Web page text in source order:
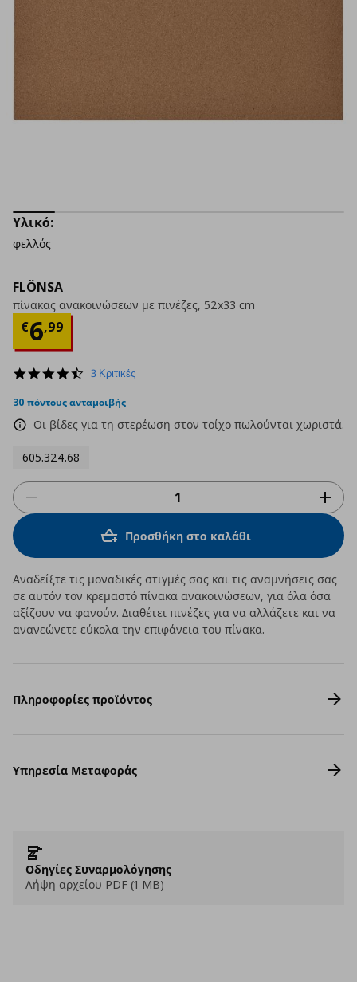
FLÖNSA
πίνακας ανακοινώσεων με πινέζες, 52x33 cm
€6,99
Τρέχουσα τιμή
4.3
rating
3 Κριτικές
30 πόντους ανταμοιβής
Οι βίδες για τη στερέωση στον τοίχο πωλούνται χωριστά.
605.324.68
Υλικό:
φελλός
Προσθήκη στο καλάθι
Αναδείξτε τις μοναδικές στιγμές σας και τις αναμνήσεις σας
σε αυτόν τον κρεμαστό πίνακα ανακοινώσεων, για όλα όσα
αξίζουν να φανούν. Διαθέτει πινέζες για να αλλάζετε και να
ανανεώνετε εύκολα την επιφάνεια του πίνακα.
Πληροφορίες προϊόντος
Υπηρεσία Μεταφοράς
Οδηγίες Συναρμολόγησης
Λήψη αρχείου PDF (1 MB)